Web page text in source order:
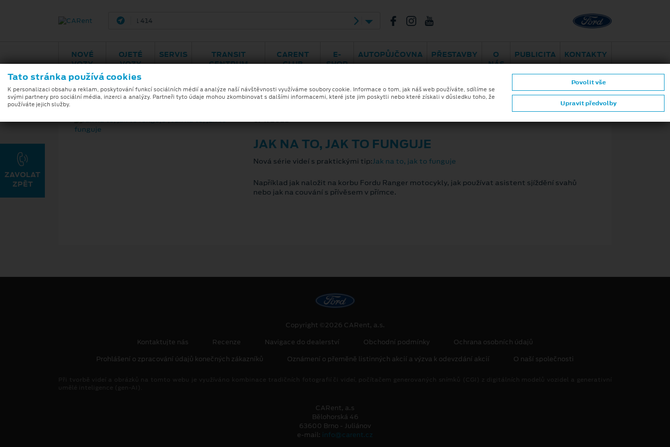
548 141 414 Brno - Juliánov
NOVÉ
VOZY
OJETÉ
VOZY
SERVIS
TRANSIT
CENTRUM
CARENT
CLUB
E-
SHOP
AUTOPŮJČOVNA PŘESTAVBY
O
NÁS
PUBLICITA KONTAKTY
ZPĚT
6. 4. 2021
JAK NA TO, JAK TO FUNGUJE
Nová série videí s praktickými tip:Jak na to, jak to funguje
Například jak naložit na korbu Fordu Ranger motocykly, jak používat asistent sjíždění svahů
nebo jak na couvání s přívěsem v přímce.
Copyright ©2026 CARent, a.s.
Kontaktujte nás
Recenze Navigace do dealerství Obchodní podmínky
Ochrana osobních údajů
Prohlášení o zpracování údajů konečných zákazníků
Oznámení o přeměně listinných akcií a výzva k odevzdání akcií O naší společnosti
CARent, a.s
Bělohorská 46
63600 Brno - Juliánov
e-mail: info@carent.cz
ZAVOLAT
ZPĚT
Tato stránka používá cookies
K personalizaci obsahu a reklam, poskytování funkcí sociálních médií a analýze naší návštěvnosti využíváme soubory cookie. Informace o tom, jak náš web používáte, sdílíme se
svými partnery pro sociální média, inzerci a analýzy. Partneři tyto údaje mohou zkombinovat s dalšími informacemi, které jste jim poskytli nebo které získali v důsledku toho, že
používáte jejich služby.
Upravit předvolby
Povolit vše